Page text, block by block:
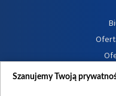
Szanujemy Twoją